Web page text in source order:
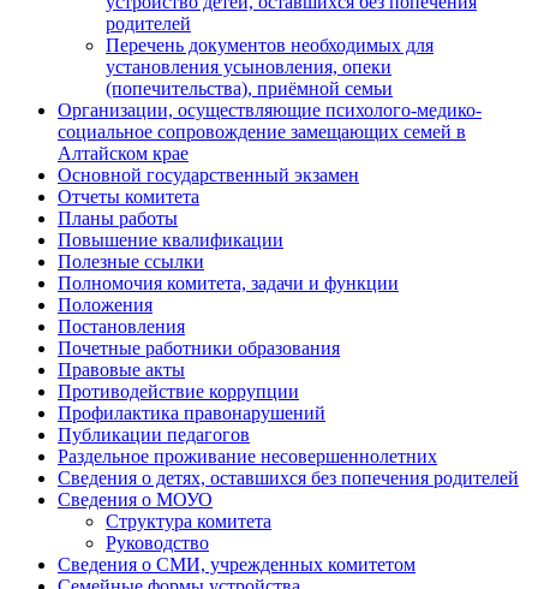
родителей
Перечень документов необходимых для
установления усыновления, опеки
(попечительства), приёмной семьи
Организации, осуществляющие психолого-медико-
социальное сопровождение замещающих семей в
Алтайском крае
Основной государственный экзамен
Отчеты комитета
Планы работы
Повышение квалификации
Полезные ссылки
Полномочия комитета, задачи и функции
Положения
Постановления
Почетные работники образования
Правовые акты
Противодействие коррупции
Профилактика правонарушений
Публикации педагогов
Раздельное проживание несовершеннолетних
Сведения о детях, оставшихся без попечения родителей
Сведения о МОУО
Структура комитета
Руководство
Сведения о СМИ, учрежденных комитетом